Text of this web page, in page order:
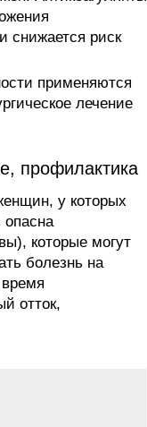
снижается риск
применяются
лечение
профилактика
у которых
опасна
которые могут
болезнь на
отток,